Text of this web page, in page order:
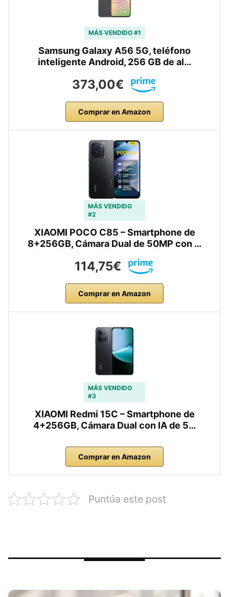
MÁS VENDIDO #1
Samsung Galaxy A56 5G, teléfono
inteligente Android, 256 GB de al…
373,00€
Comprar en Amazon
MÁS VENDIDO
#2
XIAOMI POCO C85 – Smartphone de
8+256GB, Cámara Dual de 50MP con …
114,75€
Comprar en Amazon
MÁS VENDIDO
#3
XIAOMI Redmi 15C – Smartphone de
4+256GB, Cámara Dual con IA de 5…
Comprar en Amazon
Puntúa este post